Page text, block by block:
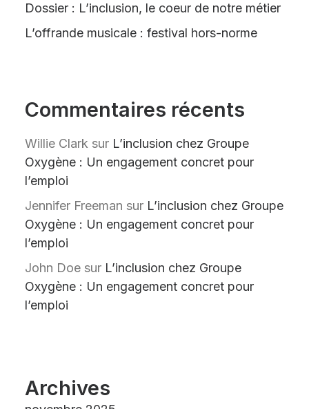
Dossier : L’inclusion, le coeur de notre métier
L’offrande musicale : festival hors-norme
Commentaires récents
Willie Clark sur L’inclusion chez Groupe
Oxygène : Un engagement concret pour
l’emploi
Jennifer Freeman sur L’inclusion chez Groupe
Oxygène : Un engagement concret pour
l’emploi
John Doe sur L’inclusion chez Groupe
Oxygène : Un engagement concret pour
l’emploi
Archives